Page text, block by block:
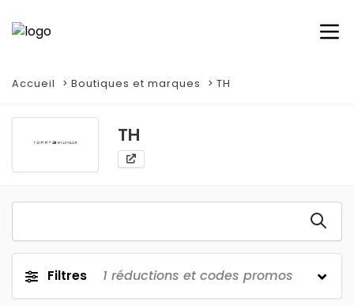
Accueil Boutiques et marques TH
TH
Filtres 1 réductions et codes promos